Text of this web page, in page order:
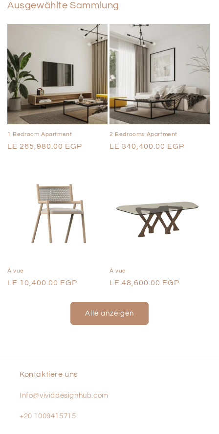
Ausgewählte Sammlung
1 Bedroom Apartment
Normaler
LE 265,980.00 EGP
2 Bedrooms Apartment
Normaler
LE 340,400.00 EGP
À vue
Normaler
LE 10,400.00 EGP
À vue
Normaler
LE 48,600.00 EGP
Alle anzeigen
Kontaktiere uns
Info@vividdesignhub.com
+20 1009415715